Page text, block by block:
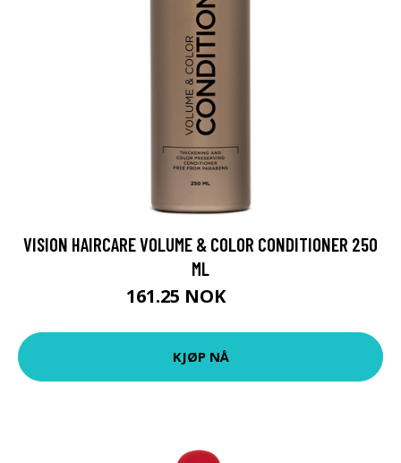
VISION HAIRCARE VOLUME & COLOR CONDITIONER 250
ML
161.25 NOK
KJØP NÅ